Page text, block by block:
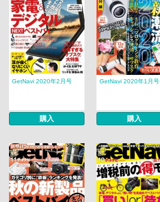
GetNavi 2020年2月号
購入
GetNavi 2020年1月号
購入